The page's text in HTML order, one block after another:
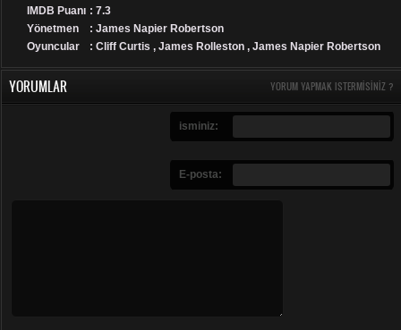
IMDB Puanı : 7.3
Yönetmen
: James Napier Robertson
Oyuncular
: Cliff Curtis , James Rolleston , James Napier Robertson
YORUMLAR YORUM YAPMAK ISTERMISINIZ ?
isminiz:
E-posta: